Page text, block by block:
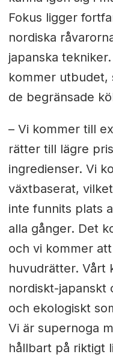
Fokus ligger
nordiska
japanska
kommer utbudet,
de begränsade
– Vi kommer till
rätter till lägre
ingredienser. Vi
växtbaserat,
inte funnits plats
alla gånger. Det
och vi kommer
huvudrätter. Vårt
nordiskt-japanskt
och ekologiskt
Vi är supernoga
hållbart på riktigt